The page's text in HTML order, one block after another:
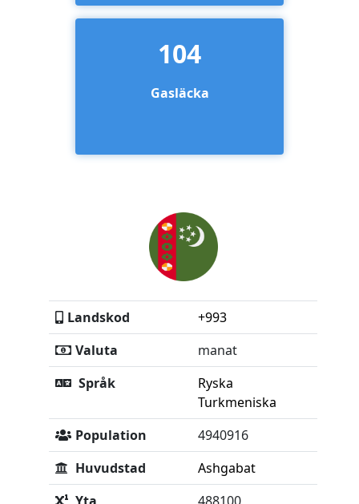
104
Gasläcka
Landskod
+993
Valuta
manat
Språk
Ryska
Turkmeniska
Population
4940916
Huvudstad
Ashgabat
Yta
488100